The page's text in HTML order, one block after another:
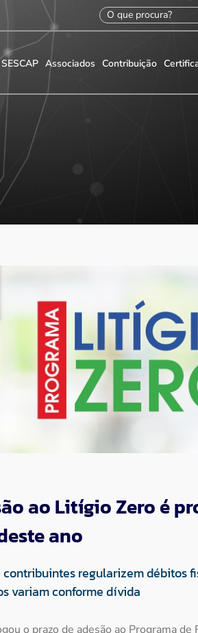
SESCAP Associados Contribuição
ao Litígio Zero é
ano
contribuintes regularizem débitos
variam conforme dívida
o prazo de adesão ao Programa de